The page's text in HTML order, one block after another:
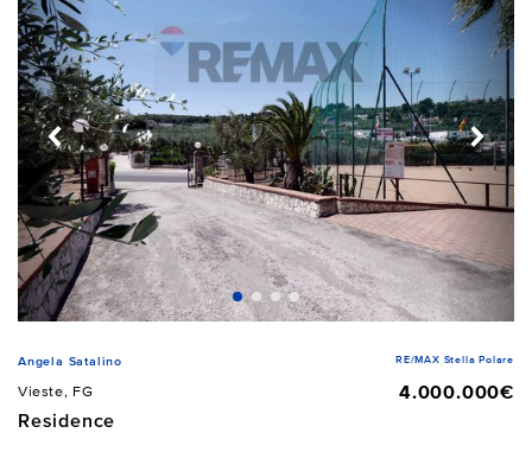
Angela Satalino RE/MAX Stella Polare
Vieste, FG
4.000.000€
Residence